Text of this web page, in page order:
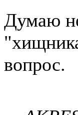
Думаю
вопрос.